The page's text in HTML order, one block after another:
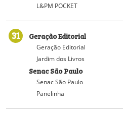
L&PM POCKET
31 Geração Editorial
Geração Editorial
Jardim dos Livros
Senac São Paulo
Senac São Paulo
Panelinha